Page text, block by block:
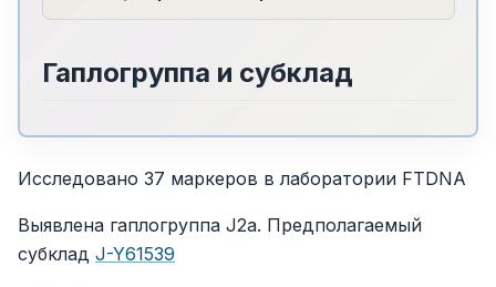
Гаплогруппа и субклад
Исследовано 37 маркеров в лаборатории FTDNA
Выявлена гаплогруппа J2a. Предполагаемый
субклад J-Y61539